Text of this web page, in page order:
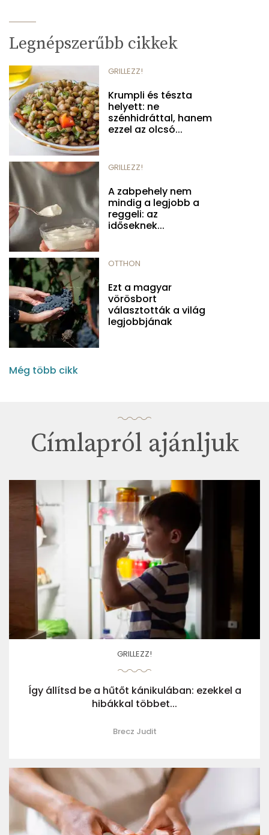
Legnépszerűbb cikkek
GRILLEZZ!
Krumpli és tészta
helyett: ne
szénhidráttal, hanem
ezzel az olcsó...
GRILLEZZ!
A zabpehely nem
mindig a legjobb a
reggeli: az
időseknek...
OTTHON
Ezt a magyar
vörösbort
választották a világ
legjobbjának
Még több cikk
Címlapról ajánljuk
GRILLEZZ!
Így állítsd be a hűtőt kánikulában: ezekkel a
hibákkal többet...
Brecz Judit